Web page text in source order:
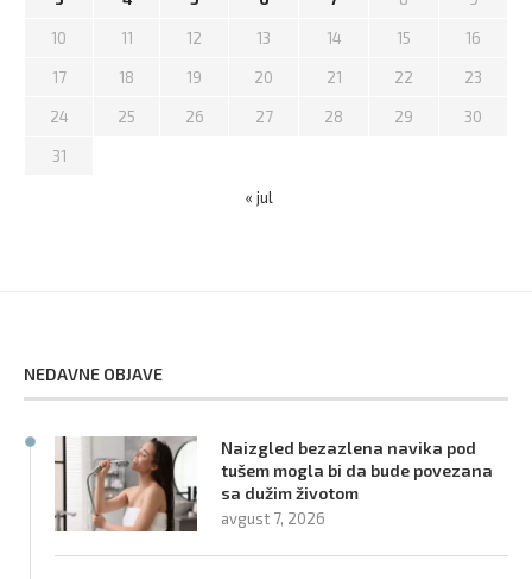
10 11 12 13 14 15 16
17 18 19 20 21 22 23
24 25 26 27 28 29 30
31
« jul
NEDAVNE OBJAVE
Naizgled bezazlena navika pod
tušem mogla bi da bude povezana
sa dužim životom
avgust 7, 2026